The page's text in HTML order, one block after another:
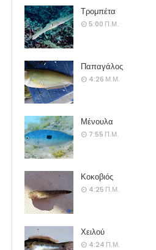
Τρομπέτα
5:00 Π.Μ.
Παπαγάλος
4:26 Μ.Μ.
Μένουλα
7:55 Π.Μ.
Κοκοβιός
4:25 Π.Μ.
Χειλού
4:24 Π.Μ.